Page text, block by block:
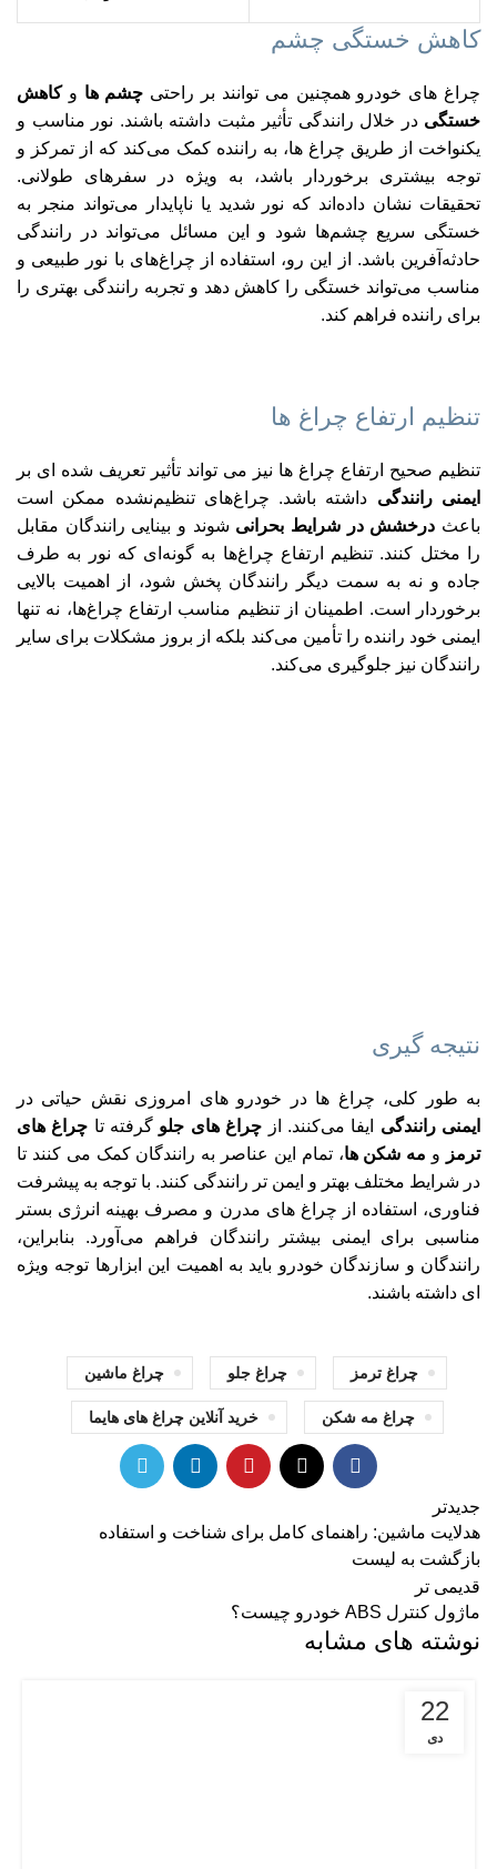
کاهش خستگی چشم
چراغ‌ های خودرو همچنین می‌ توانند بر راحتی چشم‌ ها وکاهش
خستگی در خلال رانندگی تأثیر مثبت داشته باشند. نور مناسب و
یکنواخت از طریق چراغ‌ ها، به راننده کمک می‌کند که از تمرکز و
توجه بیشتری برخوردار باشد، به ویژه در سفرهای طولانی.
تحقیقات نشان داده‌اند که نور شدید یا ناپایدار می‌تواند منجر به
خستگی سریع چشم‌ها شود و این مسائل می‌تواند در رانندگی
حادثه‌آفرین باشد. از این رو، استفاده از چراغ‌های با نور طبیعی و
مناسب می‌تواند خستگی را کاهش دهد و تجربه رانندگی بهتری را
برای راننده فراهم کند.
تنظیم ارتفاع چراغ‌ ها
تنظیم صحیح ارتفاع چراغ‌ ها نیز می‌ تواند تأثیر تعریف‌ شده‌ ای بر
ایمنی رانندگی داشته باشد. چراغ‌های تنظیم‌نشده ممکن است
باعث درخشش در شرایط بحرانی شوند و بینایی رانندگان مقابل
را مختل کنند. تنظیم ارتفاع چراغ‌ها به گونه‌ای که نور به طرف
جاده و نه به سمت دیگر رانندگان پخش شود، از اهمیت بالایی
برخوردار است. اطمینان از تنظیم مناسب ارتفاع چراغ‌ها، نه تنها
ایمنی خود راننده را تأمین می‌کند بلکه از بروز مشکلات برای سایر
رانندگان نیز جلوگیری می‌کند.
نتیجه‌ گیری
به طور کلی، چراغ‌ ها در خودرو های امروزی نقش حیاتی در
ایمنی رانندگی ایفا می‌کنند. از چراغ‌ های جلو گرفته تا چراغ‌ های
ترمز و مه‌ شکن‌ ها، تمام این عناصر به رانندگان کمک می‌ کنند تا
در شرایط مختلف بهتر و ایمن‌ تر رانندگی کنند. با توجه به پیشرفت
فناوری، استفاده از چراغ‌ های مدرن و مصرف بهینه انرژی بستر
مناسبی برای ایمنی بیشتر رانندگان فراهم می‌آورد. بنابراین،
رانندگان و سازندگان خودرو باید به اهمیت این ابزارها توجه ویژه‌
ای داشته باشند.
چراغ ترمز چراغ جلو چراغ ماشین
چراغ مه شکن خرید آنلاین چراغ های هایما
جدیدتر
هدلایت ماشین: راهنمای کامل برای شناخت و استفاده
بازگشت به لیست
قدیمی تر
ماژول کنترل ABS خودرو چیست؟
نوشته های مشابه
22
دی